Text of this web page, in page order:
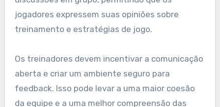
jogadores expressem suas opiniões sobre
treinamento e estratégias de jogo.
Os treinadores devem incentivar a comunicação
aberta e criar um ambiente seguro para
feedback. Isso pode levar a uma maior coesão
da equipe e a uma melhor compreensão das